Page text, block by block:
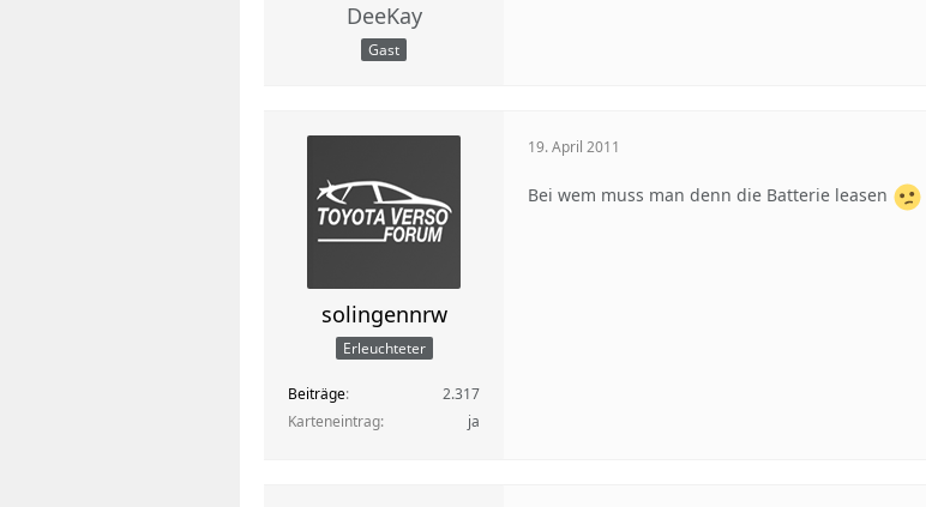
DeeKay
Gast
solingennrw
Erleuchteter
Beiträge
2.317
Karteneintrag
ja
19. April 2011
Bei wem muss man denn die Batterie leasen